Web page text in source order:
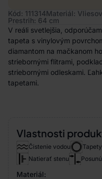
Kód: 111314Materiál:
Prestrih: 64 cm
V reáli svetlejšia,
tapeta s vinylovým
diamantom na mačkanom
striebornými flitrami,
striebornými odleskami.
tapetami.
Vlastnosti
Čistenie vodou
Natierať stenu
Materiál: